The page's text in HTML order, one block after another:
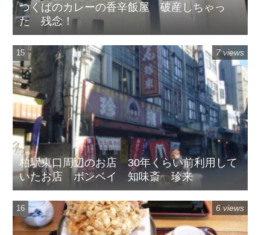
つくばのカレーの香辛飯屋 破産しちゃっ
た 残念！
柏駅東口周辺のお店 30年くらい前利用して
いたお店 ボンベイ 知味斎 珍来
7 views
6 views